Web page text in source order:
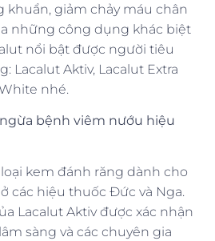
khuẩn, giảm chảy máu chân
những công dụng khác biệt
nổi bật được người tiêu
Lacalut Aktiv, Lacalut Extra
nhé.
bệnh viêm nướu hiệu
kem đánh răng dành cho
các hiệu thuốc Đức và Nga.
Lacalut Aktiv được xác nhận
sàng và các chuyên gia